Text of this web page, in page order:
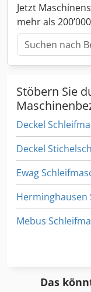
Jetzt
mehr als
Stöbern Sie
Deckel
Deckel
Ewag
Herminghausen
Mebus
Das